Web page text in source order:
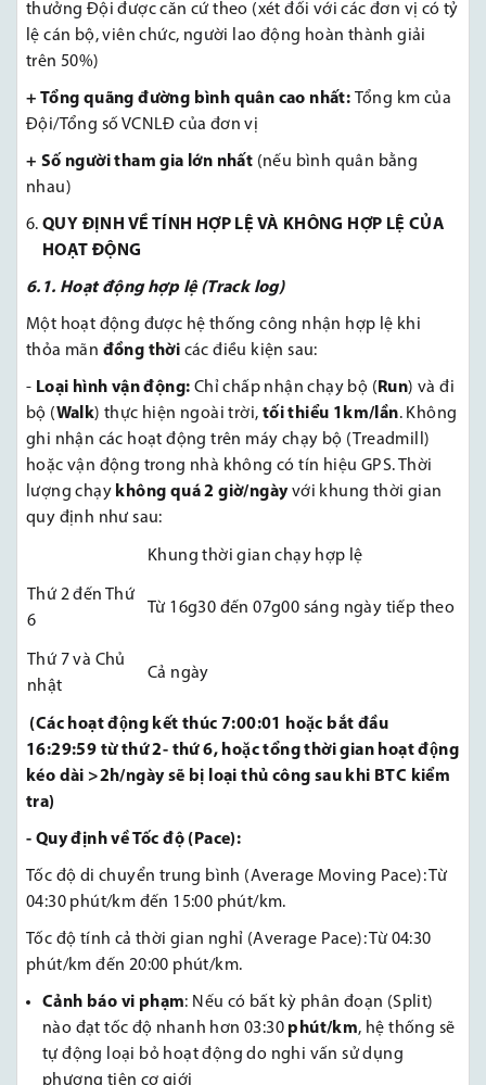
thưởng Đội được căn cứ theo (xét đối với các đơn vị có tỷ
lệ cán bộ, viên chức, người lao động hoàn thành giải
trên 50%)
+ Tổng quãng đường bình quân cao nhất: Tổng km của
Đội/Tổng số VCNLĐ của đơn vị
+ Số người tham gia lớn nhất (nếu bình quân bằng
nhau)
QUY ĐỊNH VỀ TÍNH HỢP LỆ VÀ KHÔNG HỢP LỆ CỦA
HOẠT ĐỘNG
6.1. Hoạt động hợp lệ (Track log)
Một hoạt động được hệ thống công nhận hợp lệ khi
thỏa mãn đồng thời các điều kiện sau:
- Loại hình vận động: Chỉ chấp nhận chạy bộ ( Run) và đi
bộ (Walk) thực hiện ngoài trời, tối thiểu 1km/lần. Không
ghi nhận các hoạt động trên máy chạy bộ (Treadmill)
hoặc vận động trong nhà không có tín hiệu GPS. Thời
lượng chạy không quá 2 giờ/ngàyvới khung thời gian
quy định như sau:
Khung thời gian chạy hợp lệ
Thứ 2 đến Thứ
6
Từ 16g30 đến 07g00 sáng ngày tiếp theo
Thứ 7 và Chủ
nhật
Cả ngày
(Các hoạt động kết thúc 7:00:01 hoặc bắt đầu
16:29:59 từ thứ 2- thứ 6, hoặc tổng thời gian hoạt động
kéo dài >2h/ngày sẽ bị loại thủ công sau khi BTC kiểm
tra)
- Quy định về Tốc độ (Pace):
Tốc độ di chuyển trung bình (Average Moving Pace): Từ
04:30 phút/km đến 15:00 phút/km.
Tốc độ tính cả thời gian nghỉ (Average Pace): Từ 04:30
phút/km đến 20:00 phút/km.
Cảnh báo vi phạm: Nếu có bất kỳ phân đoạn (Split)
nào đạt tốc độ nhanh hơn 03:30 phút/km, hệ thống sẽ
tự động loại bỏ hoạt động do nghi vấn sử dụng
phương tiện cơ giới